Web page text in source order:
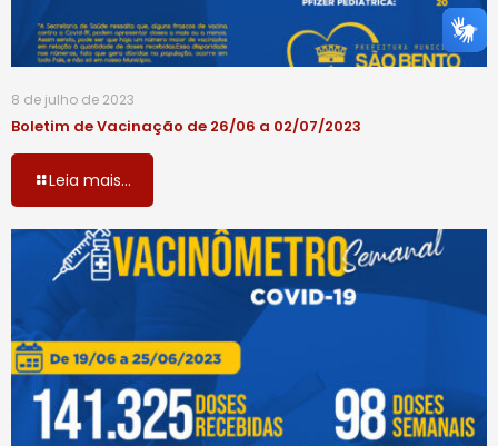
8 de julho de 2023
Boletim de Vacinação de 26/06 a 02/07/2023
Leia mais...